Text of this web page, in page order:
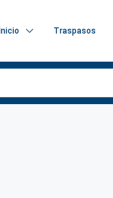
Inicio Traspasos